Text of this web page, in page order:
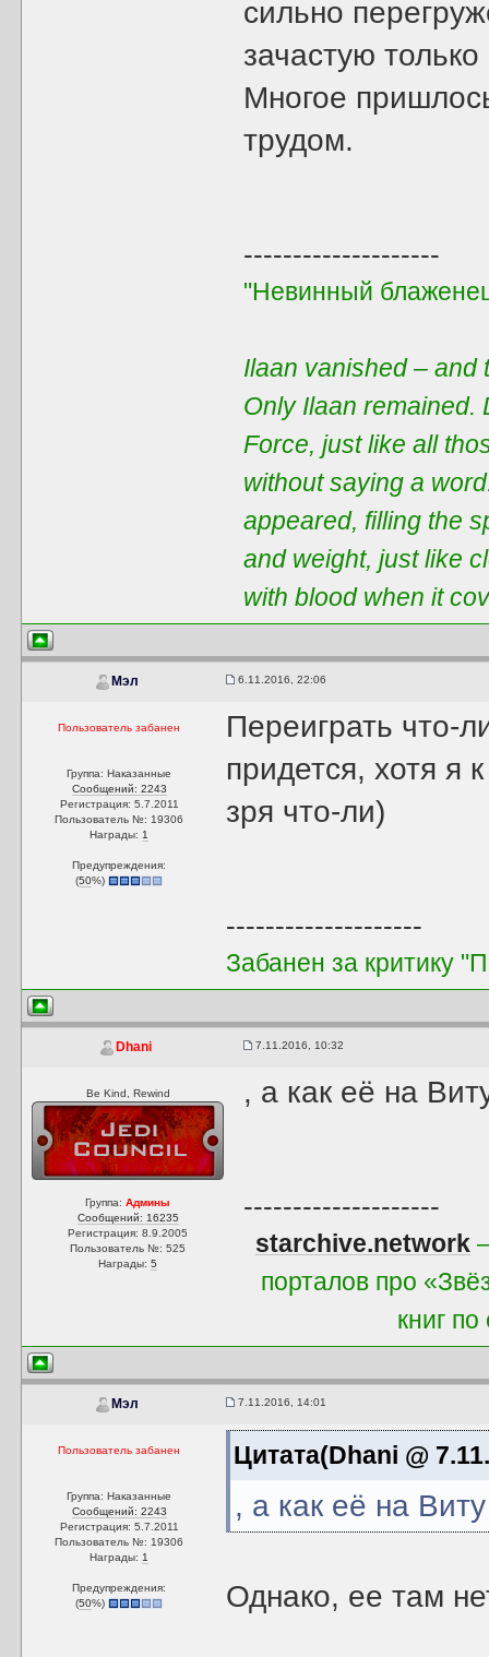
сильно
зачастую
Многое
трудом.
--------------------
"Невинный
Ilaan vanished – and
Only Ilaan remained.
Force, just like all
without saying a
appeared, filling the
and weight, just like
with blood when it
Мэл 6.11.2016, 22:06
Пользователь забанен
Группа: Наказанные
Сообщений: 2243
Регистрация: 5.7.2011
Пользователь №: 19306
Награды: 1
Предупреждения:
(50%)
Переиграть что-
придется, хотя я
зря что-ли)
--------------------
Забанен за критику
Dhani 7.11.2016, 10:32
Be Kind, Rewind
Группа:Админы
Сообщений: 16235
Регистрация: 8.9.2005
Пользователь №: 525
Награды:5
, а как её на
--------------------
starchive.network
порталов про
книг
Мэл 7.11.2016, 14:01
Пользователь забанен
Группа: Наказанные
Сообщений: 2243
Регистрация: 5.7.2011
Пользователь №: 19306
Награды: 1
Предупреждения:
(50%)
Цитата(Dhani @
, а как её на
Однако, ее там